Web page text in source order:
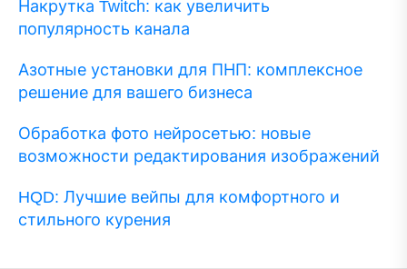
Накрутка Twitch: как увеличить
популярность канала
Азотные установки для ПНП: комплексное
решение для вашего бизнеса
Обработка фото нейросетью: новые
возможности редактирования изображений
HQD: Лучшие вейпы для комфортного и
стильного курения